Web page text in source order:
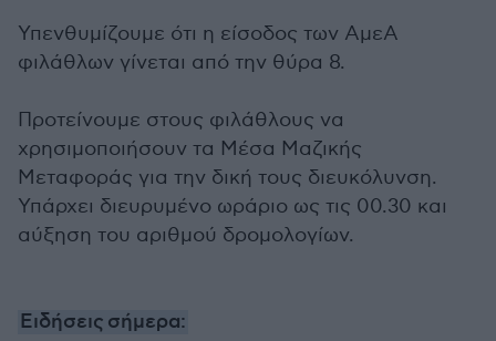
Υπενθυμίζουμε ότι η είσοδος των ΑμεΑ
φιλάθλων γίνεται από την θύρα 8.
Προτείνουμε στους φιλάθλους να
χρησιμοποιήσουν τα Μέσα Μαζικής
Μεταφοράς για την δική τους διευκόλυνση.
Υπάρχει διευρυμένο ωράριο ως τις 00.30 και
αύξηση του αριθμού δρομολογίων.
Ειδήσεις σήμερα: